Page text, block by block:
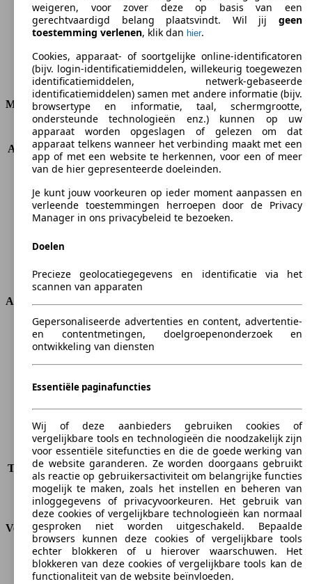
Ø 5.5 l/100km
Verbruik
Motor & Vermogen
KW (PS)
66 kW (90 PS)
Acceleratie (0-100 km/h) 13.0s
Topsnelheid (km/h)
180 km/h
Aantal versnellingen
Koppel
136 nm
Cilinderinhoud
1396 ccm
Brandstof
Benzine
Cilinders
Aandrijving
Voorwielaandrijving
Afmetingen
Lengte
4250 mm
Hoogte
1450 mm
Maximaal gewicht
1750 kg
Maximale lading
412 kg
Deuren
3
Stoelen
5
Dakbelasting
-
Trekgewicht (ongeremd) -
Trekgewicht (geremd)
1200 kg
Kofferbak capaciteit
-
Verbruik
CO2-uitstoot*
132 g/km (komb.)
Verbruik (stad)
6.6 l/100km
weigeren, voor zover deze op basis van een
gerechtvaardigd belang plaatsvindt. Wil jij geen
toestemming verlenen, klik dan hier.
Cookies, apparaat- of soortgelijke online-identificatoren
(bijv. login-identificatiemiddelen, willekeurig toegewezen
identificatiemiddelen, netwerk-gebaseerde
identificatiemiddelen) samen met andere informatie (bijv.
browsertype en informatie, taal, schermgrootte,
ondersteunde technologieën enz.) kunnen op uw
apparaat worden opgeslagen of gelezen om dat
apparaat telkens wanneer het verbinding maakt met een
app of met een website te herkennen, voor een of meer
van de hier gepresenteerde doeleinden.
Je kunt jouw voorkeuren op ieder moment aanpassen en
verleende toestemmingen herroepen door de Privacy
Manager in ons privacybeleid te bezoeken.
Doelen
Precieze geolocatiegegevens en identificatie via het
scannen van apparaten
Gepersonaliseerde advertenties en content, advertentie-
en contentmetingen, doelgroepenonderzoek en
ontwikkeling van diensten
Essentiële paginafuncties
Wij of deze aanbieders gebruiken cookies of
vergelijkbare tools en technologieën die noodzakelijk zijn
voor essentiële sitefuncties en die de goede werking van
de website garanderen. Ze worden doorgaans gebruikt
als reactie op gebruikersactiviteit om belangrijke functies
mogelijk te maken, zoals het instellen en beheren van
inloggegevens of privacyvoorkeuren. Het gebruik van
deze cookies of vergelijkbare technologieën kan normaal
gesproken niet worden uitgeschakeld. Bepaalde
browsers kunnen deze cookies of vergelijkbare tools
echter blokkeren of u hierover waarschuwen. Het
blokkeren van deze cookies of vergelijkbare tools kan de
functionaliteit van de website beïnvloeden.